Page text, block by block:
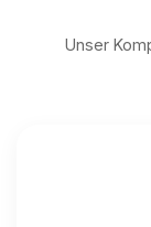
Unser